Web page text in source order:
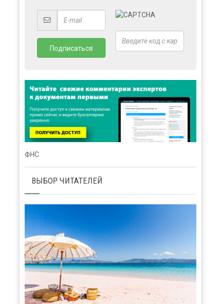
ФНС
ВЫБОР ЧИТАТЕЛЕЙ